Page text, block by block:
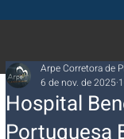
Hospital
Portuguesa
Arpe Corretora de
6 de nov. de 2025